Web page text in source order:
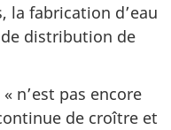
la fabrication d’eau
distribution de
n’est pas encore
de croître et